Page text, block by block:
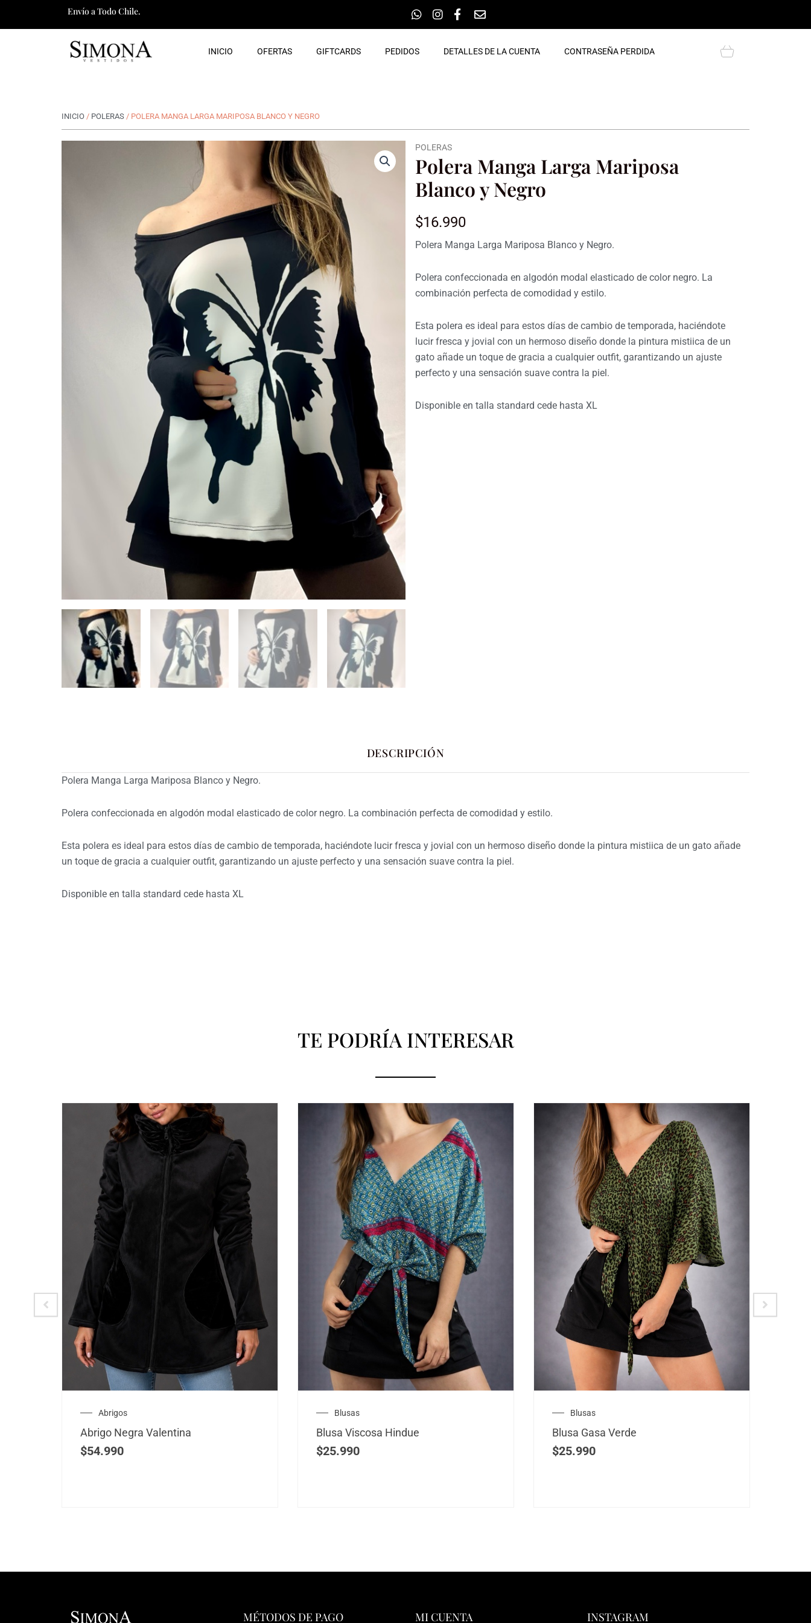
Envío a Todo Chile.
INICIO OFERTAS GIFTCARDS PEDIDOS DETALLES DE LA CUENTA CONTRASEÑA PERDIDA Cart
INICIO / POLERAS / POLERA MANGA LARGA MARIPOSA BLANCO Y NEGRO
POLERAS
Polera Manga Larga Mariposa
Blanco y Negro
$16.990
Polera Manga Larga Mariposa Blanco y Negro.
Polera confeccionada en algodón modal elasticado de color negro. La
combinación perfecta de comodidad y estilo.
Esta polera es ideal para estos días de cambio de temporada, haciéndote
lucir fresca y jovial con un hermoso diseño donde la pintura mistiica de un
gato añade un toque de gracia a cualquier outfit, garantizando un ajuste
perfecto y una sensación suave contra la piel.
Disponible en talla standard cede hasta XL
DESCRIPCIÓN
Polera Manga Larga Mariposa Blanco y Negro.
Polera confeccionada en algodón modal elasticado de color negro. La combinación perfecta de comodidad y estilo.
Esta polera es ideal para estos días de cambio de temporada, haciéndote lucir fresca y jovial con un hermoso diseño donde la pintura mistiica de un gato añade
un toque de gracia a cualquier outfit, garantizando un ajuste perfecto y una sensación suave contra la piel.
Disponible en talla standard cede hasta XL
TE PODRÍA INTERESAR
Abrigos
Abrigo Negra Valentina
$54.990
Blusas
Blusa Viscosa Hindue
$25.990
Blusas
Blusa Gasa Verde
$25.990
MÉTODOS DE PAGO MI CUENTA INSTAGRAM